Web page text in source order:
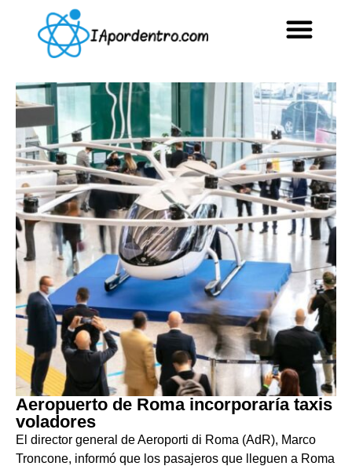
Aeropuerto de Roma incorporaría taxis
voladores
El director general de Aeroporti di Roma (AdR), Marco
Troncone, informó que los pasajeros que lleguen a Roma